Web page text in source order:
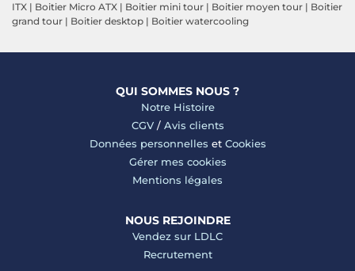
ITX | Boitier Micro ATX | Boitier mini tour | Boitier moyen tour | Boitier
grand tour | Boitier desktop | Boitier watercooling
QUI SOMMES NOUS ?
Notre Histoire
CGV/ Avis clients
Données personnelles et Cookies
Gérer mes cookies
Mentions légales
NOUS REJOINDRE
Vendez sur LDLC
Recrutement